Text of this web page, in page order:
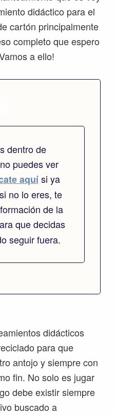
didáctico para el
cartón principalmente
completo que espero
a ello!
dentro de
puedes ver
aquísi ya
no lo eres, te
de la
que decidas
seguir fuera.
didácticos
para que
antojo y siempre con
fin. No solo es jugar
debe existir siempre
buscado a